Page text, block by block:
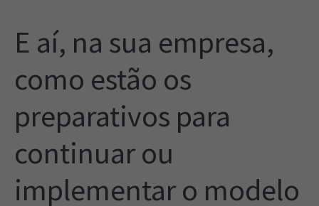
E aí, na sua empresa,
como estão os
preparativos para
continuar ou
implementar o modelo